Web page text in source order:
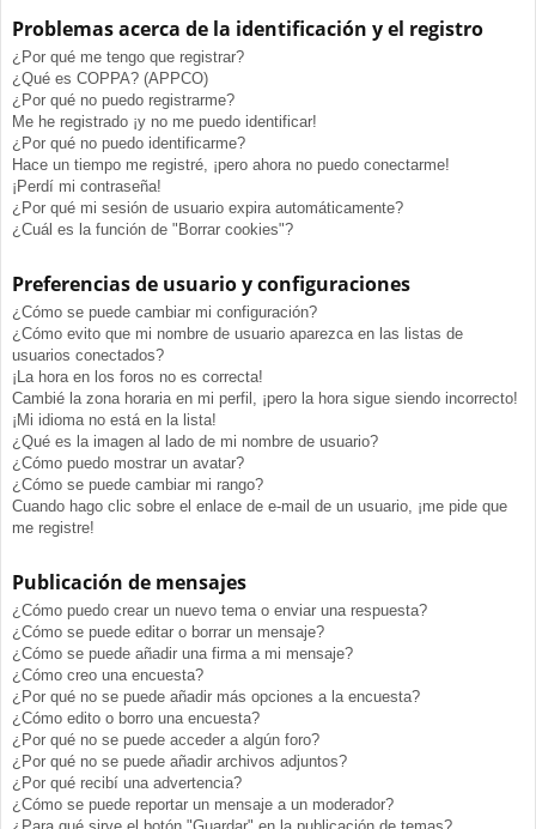
Problemas acerca de la identificación y el registro
¿Por qué me tengo que registrar?
¿Qué es COPPA? (APPCO)
¿Por qué no puedo registrarme?
Me he registrado ¡y no me puedo identificar!
¿Por qué no puedo identificarme?
Hace un tiempo me registré, ¡pero ahora no puedo conectarme!
¡Perdí mi contraseña!
¿Por qué mi sesión de usuario expira automáticamente?
¿Cuál es la función de "Borrar cookies"?
Preferencias de usuario y configuraciones
¿Cómo se puede cambiar mi configuración?
¿Cómo evito que mi nombre de usuario aparezca en las listas de
usuarios conectados?
¡La hora en los foros no es correcta!
Cambié la zona horaria en mi perfil, ¡pero la hora sigue siendo incorrecto!
¡Mi idioma no está en la lista!
¿Qué es la imagen al lado de mi nombre de usuario?
¿Cómo puedo mostrar un avatar?
¿Cómo se puede cambiar mi rango?
Cuando hago clic sobre el enlace de e-mail de un usuario, ¡me pide que
me registre!
Publicación de mensajes
¿Cómo puedo crear un nuevo tema o enviar una respuesta?
¿Cómo se puede editar o borrar un mensaje?
¿Cómo se puede añadir una firma a mi mensaje?
¿Cómo creo una encuesta?
¿Por qué no se puede añadir más opciones a la encuesta?
¿Cómo edito o borro una encuesta?
¿Por qué no se puede acceder a algún foro?
¿Por qué no se puede añadir archivos adjuntos?
¿Por qué recibí una advertencia?
¿Cómo se puede reportar un mensaje a un moderador?